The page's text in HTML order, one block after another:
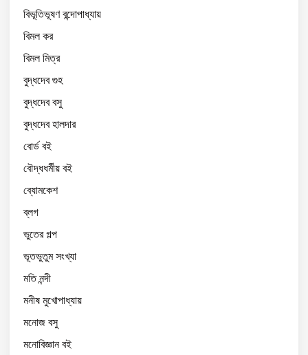
বিভূতিভূষণ বন্দোপাধ্যায়
বিমল কর
বিমল মিত্র
বুদ্ধদেব গুহ
বুদ্ধদেব বসু
বুদ্ধদেব হালদার
বোর্ড বই
বৌদ্ধধর্মীয় বই
ব্যোমকেশ
ব্লগ
ভুতের গল্প
ভূতভুতুম সংখ্যা
মতি নন্দী
মনীষ মুখোপাধ্যায়
মনোজ বসু
মনোবিজ্ঞান বই